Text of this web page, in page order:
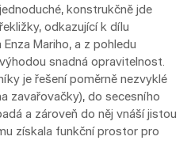
konstrukčně jde
odkazující k dílu
Mariho, a z pohledu
snadná opravitelnost.
je řešení poměrně nezvyklé
zavařovačky), do secesního
a zároveň do něj vnáší jistou
získala funkční prostor pro